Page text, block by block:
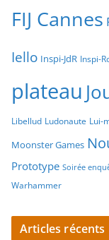
FIJ Cannes
Iello Inspi-JdR Inspi-
plateau
Libellud Ludonaute Lui-
Moonster Games
Prototype Soirée
Warhammer
Articles récents